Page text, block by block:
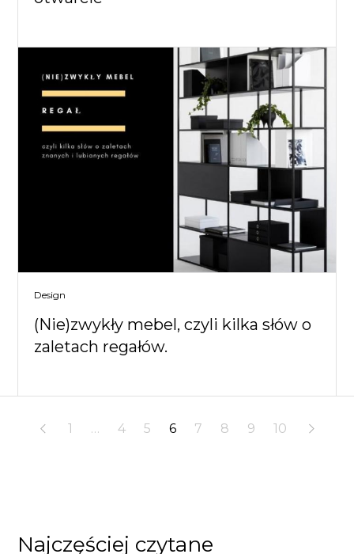
Design
(Nie)zwykły mebel, czyli kilka słów o
zaletach regałów.
1 … 4 5 6 7 8 9 10
Najczęściej czytane